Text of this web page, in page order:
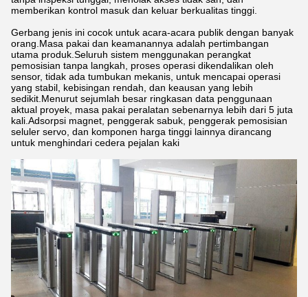
memberikan kontrol masuk dan keluar berkualitas tinggi.
Gerbang jenis ini cocok untuk acara-acara publik dengan banyak
orang.Masa pakai dan keamanannya adalah pertimbangan
utama produk.Seluruh sistem menggunakan perangkat
pemosisian tanpa langkah, proses operasi dikendalikan oleh
sensor, tidak ada tumbukan mekanis, untuk mencapai operasi
yang stabil, kebisingan rendah, dan keausan yang lebih
sedikit.Menurut sejumlah besar ringkasan data penggunaan
aktual proyek, masa pakai peralatan sebenarnya lebih dari 5 juta
kali.Adsorpsi magnet, penggerak sabuk, penggerak pemosisian
seluler servo, dan komponen harga tinggi lainnya dirancang
untuk menghindari cedera pejalan kaki